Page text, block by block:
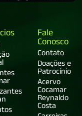
Fale
Conosco
Contato
Doações e
Patrocínio
Acervo
Cocamar
Reynaldo
Costa